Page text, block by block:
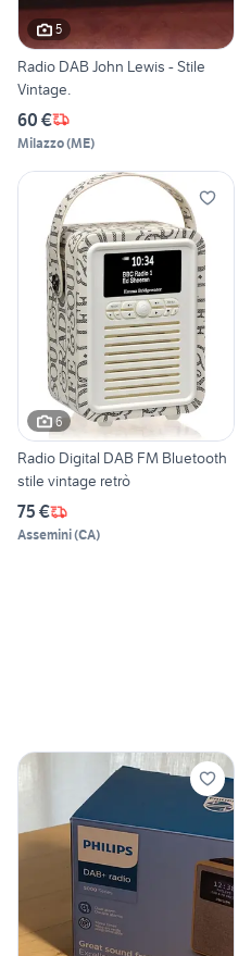
5
Radio DAB John Lewis - Stile
Vintage.
60 €
Milazzo(ME)
6
Radio Digital DAB FM Bluetooth
stile vintage retrò
75 €
Assemini(CA)